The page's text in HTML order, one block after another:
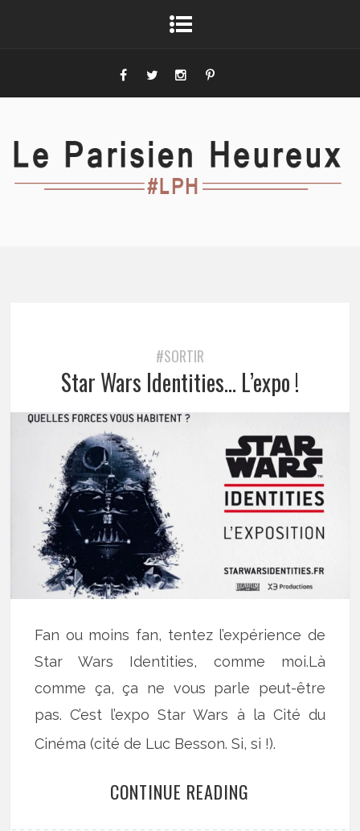
#SORTIR
Star Wars Identities… L’expo !
Fan ou moins fan, tentez l’expérience de
Star Wars Identities, comme moi.Là
comme ça, ça ne vous parle peut-être
pas. C’est l’expo Star Wars à la Cité du
Cinéma (cité de Luc Besson. Si, si !).
CONTINUE READING